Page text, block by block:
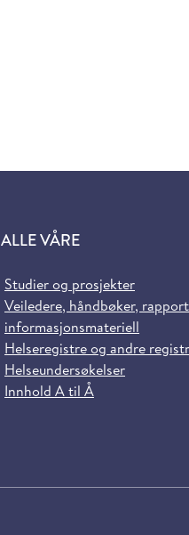
ALLE VÅRE
Studier og prosjekter
Veiledere, håndbøker,
informasjonsmateriell
Helseregistre og andre
Helseundersøkelser
Innhold A til Å